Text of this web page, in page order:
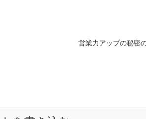
営業力アップの秘密